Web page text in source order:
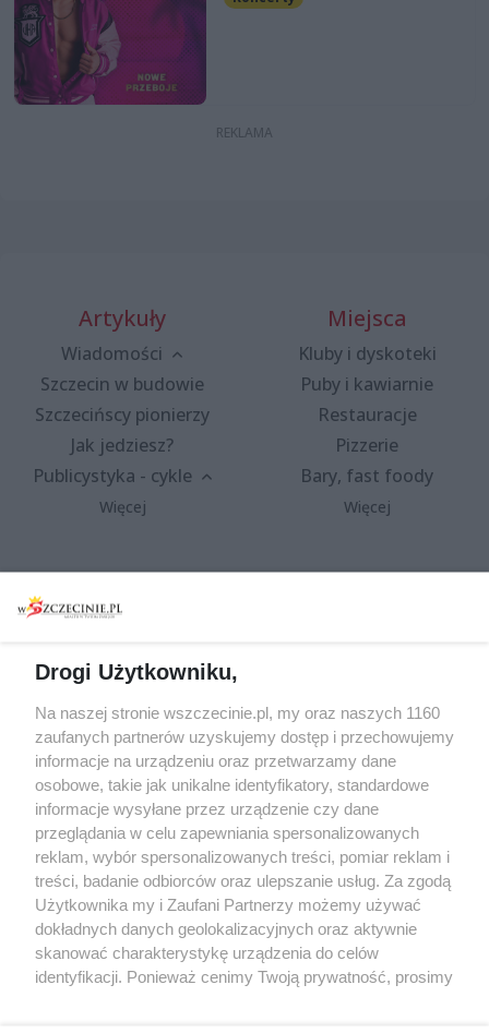
Artykuły
Wiadomości
Szczecin w budowie
Szczecińscy pionierzy
Jak jedziesz?
Publicystyka - cykle
Więcej
Miejsca
Kluby i dyskoteki
Puby i kawiarnie
Restauracje
Pizzerie
Bary, fast foody
Więcej
Wydarzenia
Warsztaty
Jarmarki, festyny, pchle
targi
Wernisaże
Więcej
Reklama
Redakcja
Specjalny koncert z okazji
20. urodzin portalu
wSzczecinie.pl
Regulamin konkursów
śniadaniówka "Hej
Szczecin! Jest piątek!"
Drogi Użytkowniku,
Na naszej stronie wszczecinie.pl, my oraz naszych 1160
zaufanych partnerów uzyskujemy dostęp i przechowujemy
informacje na urządzeniu oraz przetwarzamy dane
osobowe, takie jak unikalne identyfikatory, standardowe
informacje wysyłane przez urządzenie czy dane
przeglądania w celu zapewniania spersonalizowanych
reklam, wybór spersonalizowanych treści, pomiar reklam i
treści, badanie odbiorców oraz ulepszanie usług. Za zgodą
Użytkownika my i Zaufani Partnerzy możemy używać
dokładnych danych geolokalizacyjnych oraz aktywnie
skanować charakterystykę urządzenia do celów
identyfikacji. Ponieważ cenimy Twoją prywatność, prosimy